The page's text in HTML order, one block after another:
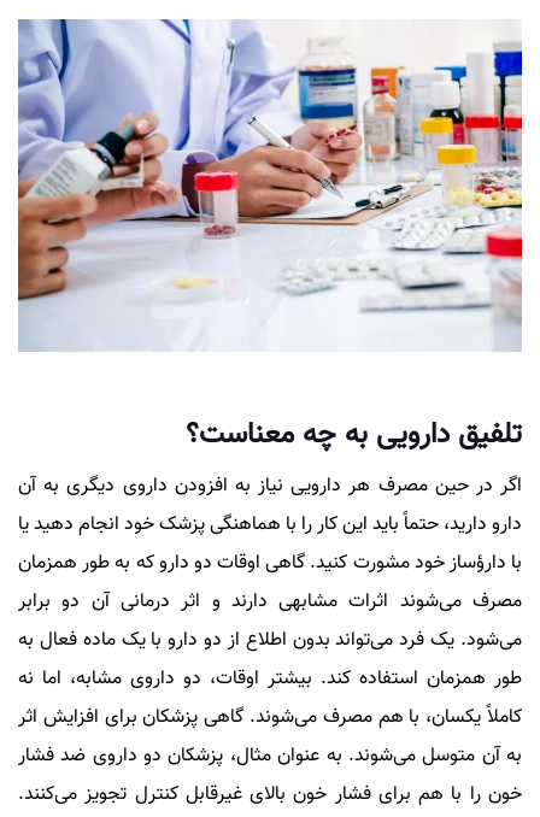
تلفیق دارویی به چه معناست؟
اگر در حین مصرف هر دارویی نیاز به افزودن داروی دیگری به آن
دارو دارید، حتماً باید این کار را با هماهنگی پزشک خود انجام دهید یا
با دارؤساز خود مشورت کنید. گاهی اوقات دو دارو که به طور همزمان
مصرف می‌شوند اثرات مشابهی دارند و اثر درمانی آن دو برابر
می‌شود. یک فرد می‌تواند بدون اطلاع از دو دارو با یک ماده فعال به
طور همزمان استفاده کند. بیشتر اوقات، دو داروی مشابه، اما نه
کاملاً یکسان، با هم مصرف می‌شوند. گاهی پزشکان برای افزایش اثر
به آن متوسل می‌شوند. به عنوان مثال، پزشکان دو داروی ضد فشار
خون را با هم برای فشار خون بالای غیرقابل کنترل تجویز می‌کنند.